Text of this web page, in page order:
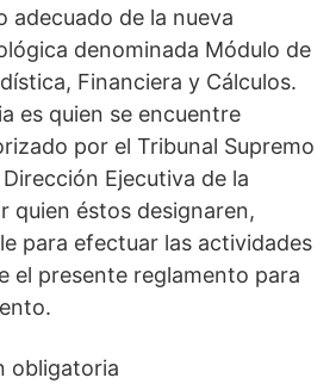
adecuado de la nueva
denominada Módulo de
Financiera y Cálculos.
es quien se encuentre
por el Tribunal Supremo
Ejecutiva de la
quien éstos designaren,
para efectuar las actividades
el presente reglamento para
obligatoria